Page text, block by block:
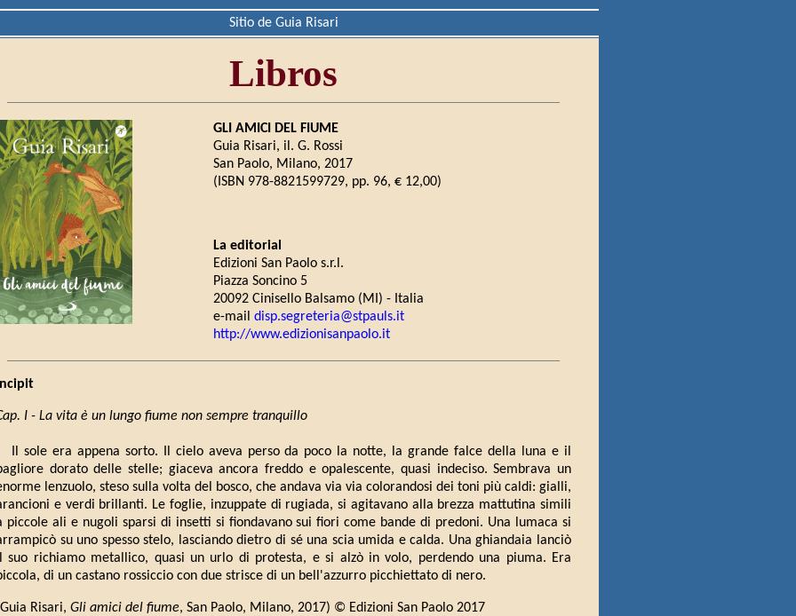
Sitio de Guia Risari
Libros
GLI AMICI DEL FIUME
Guia Risari, il. G. Rossi
San Paolo, Milano, 2017
(ISBN 978-8821599729, pp. 96, € 12,00)
La editorial
Edizioni San Paolo s.r.l.
Piazza Soncino 5
20092 Cinisello Balsamo (MI) - Italia
e-mail disp.segreteria@stpauls.it
http://www.edizionisanpaolo.it
I - La vita è un lungo fiume non sempre tranquillo
sole era appena sorto. Il cielo aveva perso da poco la notte, la grande falce della luna e il
dorato delle stelle; giaceva ancora freddo e opalescente, quasi indeciso. Sembrava un
lenzuolo, steso sulla volta del bosco, che andava via via colorandosi dei toni più caldi: gialli,
e verdi brillanti. Le foglie, inzuppate di rugiada, si agitavano alla brezza mattutina simili
piccole ali e nugoli sparsi di insetti si fiondavano sui fiori come bande di predoni. Una lumaca si
su uno spesso stelo, lasciando dietro di sé una scia umida e calda. Una ghiandaia lanciò
suo richiamo metallico, quasi un urlo di protesta, e si alzò in volo, perdendo una piuma. Era
di un castano rossiccio con due strisce di un bell'azzurro picchiettato di nero.
Risari, Gli amici del fiume, San Paolo, Milano, 2017) © Edizioni San Paolo 2017